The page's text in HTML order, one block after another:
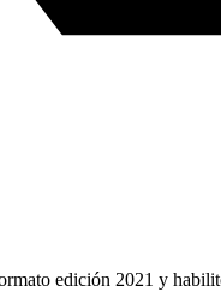
edición 2021 y